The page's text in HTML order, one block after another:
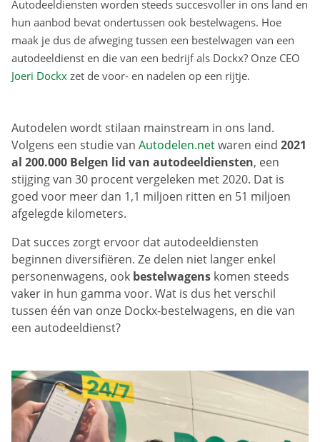
Autodeeldiensten worden steeds succesvoller in ons land en
hun aanbod bevat ondertussen ook bestelwagens. Hoe
maak je dus de afweging tussen een bestelwagen van een
autodeeldienst en die van een bedrijf als Dockx? Onze CEO
Joeri Dockx zet de voor- en nadelen op een rijtje.
Autodelen wordt stilaan mainstream in ons land.
Volgens een studie van Autodelen.netwaren eind 2021
al 200.000 Belgen lid van autodeeldiensten, een
stijging van 30 procent vergeleken met 2020. Dat is
goed voor meer dan 1,1 miljoen ritten en 51 miljoen
afgelegde kilometers.
Dat succes zorgt ervoor dat autodeeldiensten
beginnen diversifiëren. Ze delen niet langer enkel
personenwagens, ook bestelwagens komen steeds
vaker in hun gamma voor. Wat is dus het verschil
tussen één van onze Dockx-bestelwagens, en die van
een autodeeldienst?